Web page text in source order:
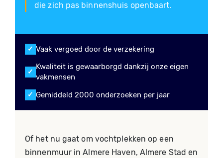
die zich pas binnenshuis openbaart.
Vaak vergoed door de verzekering
Kwaliteit is gewaarborgd dankzij onze eigen
vakmensen
Gemiddeld 2000 onderzoeken per jaar
Of het nu gaat om vochtplekken op een
binnenmuur in Almere Haven, Almere Stad en